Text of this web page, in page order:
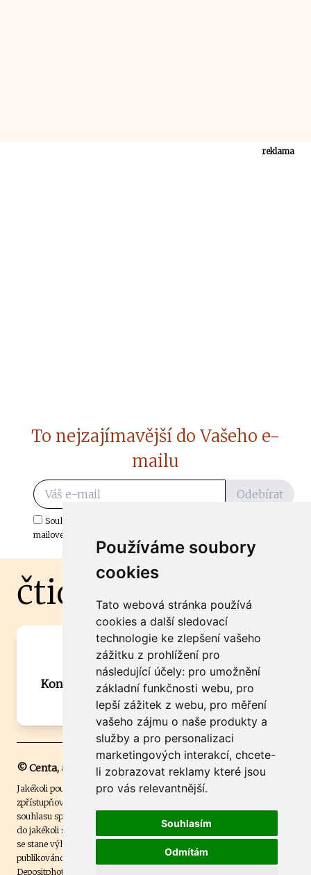
Používáme soubory
cookies
Tato webová stránka používá
cookies a další sledovací
technologie ke zlepšení vašeho
zážitku z prohlížení pro
následující účely: pro umožnění
základní funkčnosti webu, pro
lepší zážitek z webu, pro měření
vašeho zájmu o naše produkty a
služby a pro personalizaci
marketingových interakcí, chcete-
li zobrazovat reklamy které jsou
pro vás relevantnější.
Souhlasím
Odmítám
reklama
To nejzajímavější do Vašeho e-
mailu
Odebírat
Souhlasím s odběrem důležitých zpráv ze ČtiDoma.cz do mé e-
mailové schránky.
čtidoma.cz
Máte zajímavou informaci? Chcete
spolupracovat?
Kontaktujte šéfredaktora Martina Chalupu:
chalupa@ctidoma.cz
© Centa, a.s.
Jakékoli použití obsahu včetně převzetí, šíření či dalšího užití a
zpřístupňování textových či obrazových materiálů bez písemného
souhlasu společnosti Centa,a.s. je zakázáno. Čtenář svým přihlášením
do jakékoli soutěže na našem webu dává souhlas s tím, že v případě, že
se stane výhercem této soutěže, může být jeho jméno na webu
publikováno. Centa, a.s. využívala licenci ČTK a využívá fotografie z
Depositphotos